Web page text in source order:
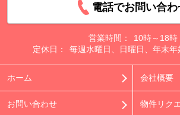
電話でお問い合わ
営業時間：
10時～18時
定休日：
毎週水曜日、日曜日、年末年
ホーム 会社概要
お問い合わせ 物件リク